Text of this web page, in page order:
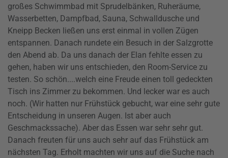
großes Schwimmbad mit Sprudelbänken, Ruheräume,
Wasserbetten, Dampfbad, Sauna, Schwalldusche und
Kneipp Becken ließen uns erst einmal in vollen Zügen
entspannen. Danach rundete ein Besuch in der Salzgrotte
den Abend ab. Da uns danach der Elan fehlte essen zu
gehen, haben wir uns entschieden, den Room-Service zu
testen. So schön....welch eine Freude einen toll gedeckten
Tisch ins Zimmer zu bekommen. Und lecker war es auch
noch. (Wir hatten nur Frühstück gebucht, war eine sehr gute
Entscheidung in unseren Augen. Ist aber auch
Geschmackssache). Aber das Essen war sehr sehr gut.
Danach freuten für uns auch sehr auf das Frühstück am
nächsten Tag. Erholt machten wir uns auf die Suche nach